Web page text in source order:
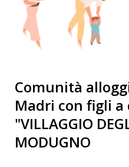
Opere di Carità
Attività
Lavora con noi
Contatti
Comunità
Madri con figli a
"VILLAGGIO
MODUGNO